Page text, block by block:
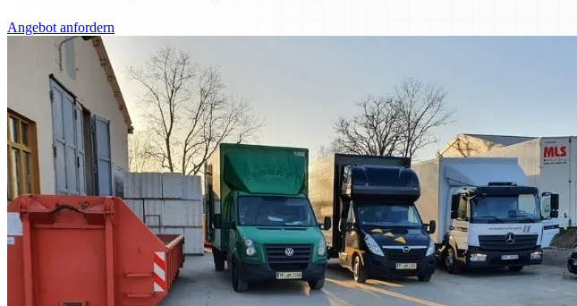
Angebot anfordern